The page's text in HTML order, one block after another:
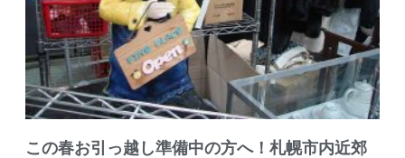
この春お引っ越し準備中の方へ！札幌市内近郊